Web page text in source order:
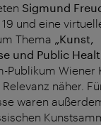
Sigmund
und eine
Thema „Kunst,
und Public
Publikum Wiener
näher.
waren